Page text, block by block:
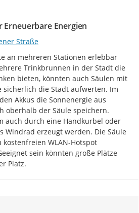
Energien
Straße
an mehreren Stationen erlebbar
Trinkbrunnen in der Stadt die
bieten, könnten auch Säulen mit
sicherlich die Stadt aufwerten. Im
Akkus die Sonnenergie aus
oberhalb der Säule speichern.
auch durch eine Handkurbel oder
Windrad erzeugt werden. Die Säule
WLAN-Hotspot
sein könnten große Plätze
Platz.